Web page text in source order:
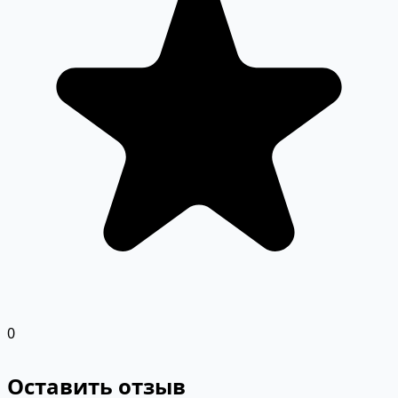
0
Оставить отзыв